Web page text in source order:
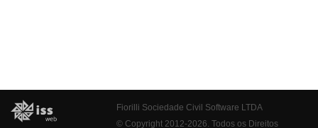
Fiorilli Sociedade Civil Software LTDA
© Copyright 2012-2026. Todos os Direitos